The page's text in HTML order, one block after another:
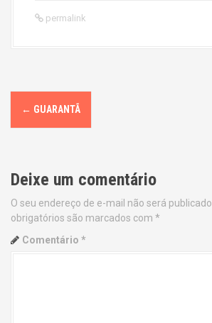
permalink
P
o
t
n
a
← GUARANTÃ
Deixe um comentário
O seu endereço de e-mail não será publicado.
obrigatórios são marcados com *
Comentário *